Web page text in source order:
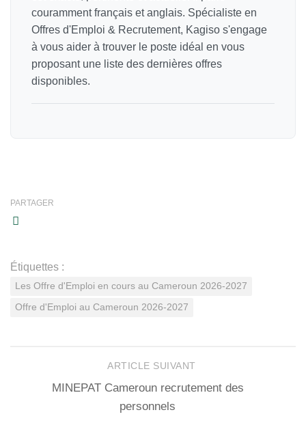
couramment français et anglais. Spécialiste en
Offres d'Emploi & Recrutement, Kagiso s'engage
à vous aider à trouver le poste idéal en vous
proposant une liste des dernières offres
disponibles.
PARTAGER
Étiquettes :
Les Offre d'Emploi en cours au Cameroun 2026-2027
Offre d'Emploi au Cameroun 2026-2027
ARTICLE SUIVANT
MINEPAT Cameroun recrutement des
personnels